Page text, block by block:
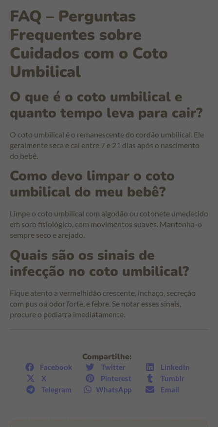
FAQ – Perguntas
Frequentes sobre
Cuidados com o Coto
Umbilical
O que é o coto umbilical e
quanto tempo leva para cair?
O coto umbilical é o remanescente do cordão umbilical. Ele
geralmente seca e cai entre 7 e 21 dias após o nascimento
do bebê.
Como devo limpar o coto
umbilical do meu bebê?
Limpe o coto umbilical com algodão ou cotonete umedecido
em soro fisiológico, com movimentos suaves. Mantenha-o
sempre seco e arejado.
Quais são os sinais de
infecção no coto umbilical?
Fique atento a vermelhidão crescente, inchaço, secreção
com pus ou odor forte, e febre. Se notar esses sinais,
procure o pediatra imediatamente.
Compartilhe:
Facebook Twitter
LinkedIn
X
Pinterest
Tumblr
Telegram
WhatsApp Email